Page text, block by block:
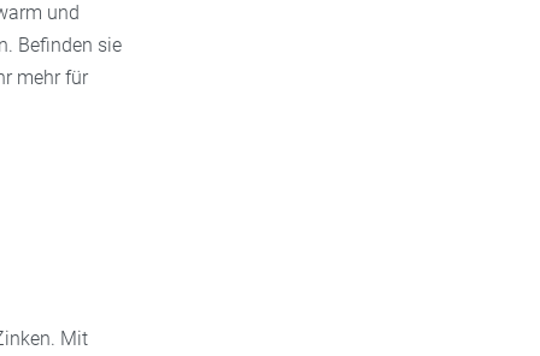
und
Befinden sie
mehr für
Mit